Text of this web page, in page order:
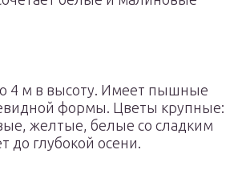
4 м в высоту. Имеет пышные
формы. Цветы крупные:
желтые, белые со сладким
до глубокой осени.